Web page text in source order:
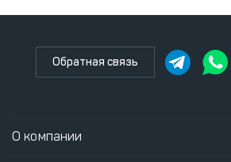
Обратная связь
О компании